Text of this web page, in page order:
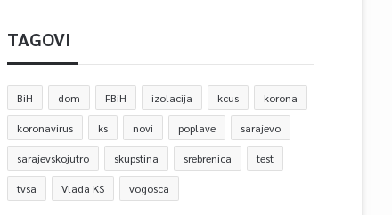
TAGOVI
BiH dom FBiH izolacija kcus korona
koronavirus ks novi poplave sarajevo
sarajevskojutro skupstina srebrenica test
tvsa Vlada KS vogosca